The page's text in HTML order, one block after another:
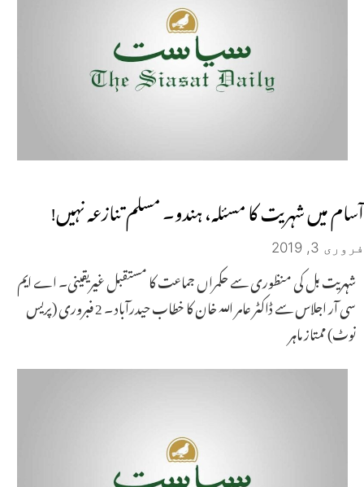
آسام میں شہریت کا مسئلہ، ہندو۔ مسلم تنازعہ نہیں!
فروری 3, 2019
شہریت بل کی منظوری سے حکمراں جماعت کا مستقبل غیریقینی۔ اے ایم
سی آر اجلاس سے ڈاکٹر عامر اللہ خان کا خطاب حیدرآباد ۔ 2 فبروری (پریس
نوٹ) ممتاز ماہر